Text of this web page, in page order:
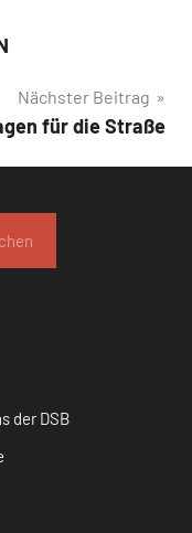
Nächster Beitrag
für die Straße
der DSB